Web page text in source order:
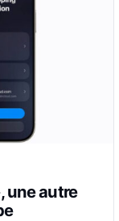
une autre